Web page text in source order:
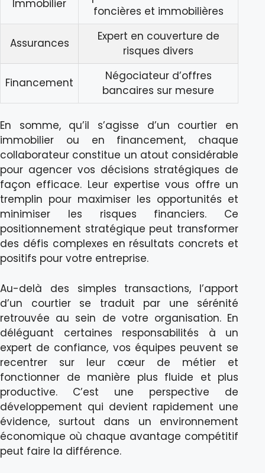
Immobilier
foncières et immobilières
Assurances
Expert en couverture de
risques divers
Financement
Négociateur d’offres
bancaires sur mesure
En somme, qu’il s’agisse d’un courtier en
immobilier ou en financement, chaque
collaborateur constitue un atout considérable
pour agencer vos décisions stratégiques de
façon efficace. Leur expertise vous offre un
tremplin pour maximiser les opportunités et
minimiser les risques financiers. Ce
positionnement stratégique peut transformer
des défis complexes en résultats concrets et
positifs pour votre entreprise.
Au-delà des simples transactions, l’apport
d’un courtier se traduit par une sérénité
retrouvée au sein de votre organisation. En
déléguant certaines responsabilités à un
expert de confiance, vos équipes peuvent se
recentrer sur leur cœur de métier et
fonctionner de manière plus fluide et plus
productive. C’est une perspective de
développement qui devient rapidement une
évidence, surtout dans un environnement
économique où chaque avantage compétitif
peut faire la différence.